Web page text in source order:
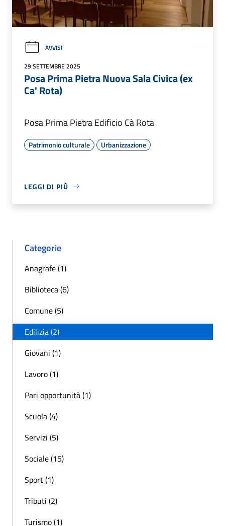
AVVISI
29 SETTEMBRE 2025
Posa Prima Pietra Nuova Sala Civica (ex
Ca' Rota)
Posa Prima Pietra Edificio Cà Rota
Patrimonio culturale Urbanizzazione
LEGGI DI PIÙ
Categorie
Anagrafe (1)
Biblioteca (6)
Comune (5)
Edilizia (2)
Giovani (1)
Lavoro (1)
Pari opportunità (1)
Scuola (4)
Servizi (5)
Sociale (15)
Sport (1)
Tributi (2)
Turismo (1)